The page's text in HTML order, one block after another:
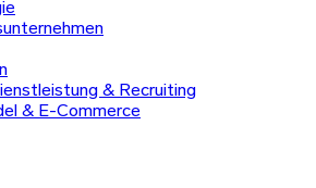
& Recruiting
& E-Commerce